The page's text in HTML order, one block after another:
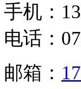
手机：
电话：
邮箱：